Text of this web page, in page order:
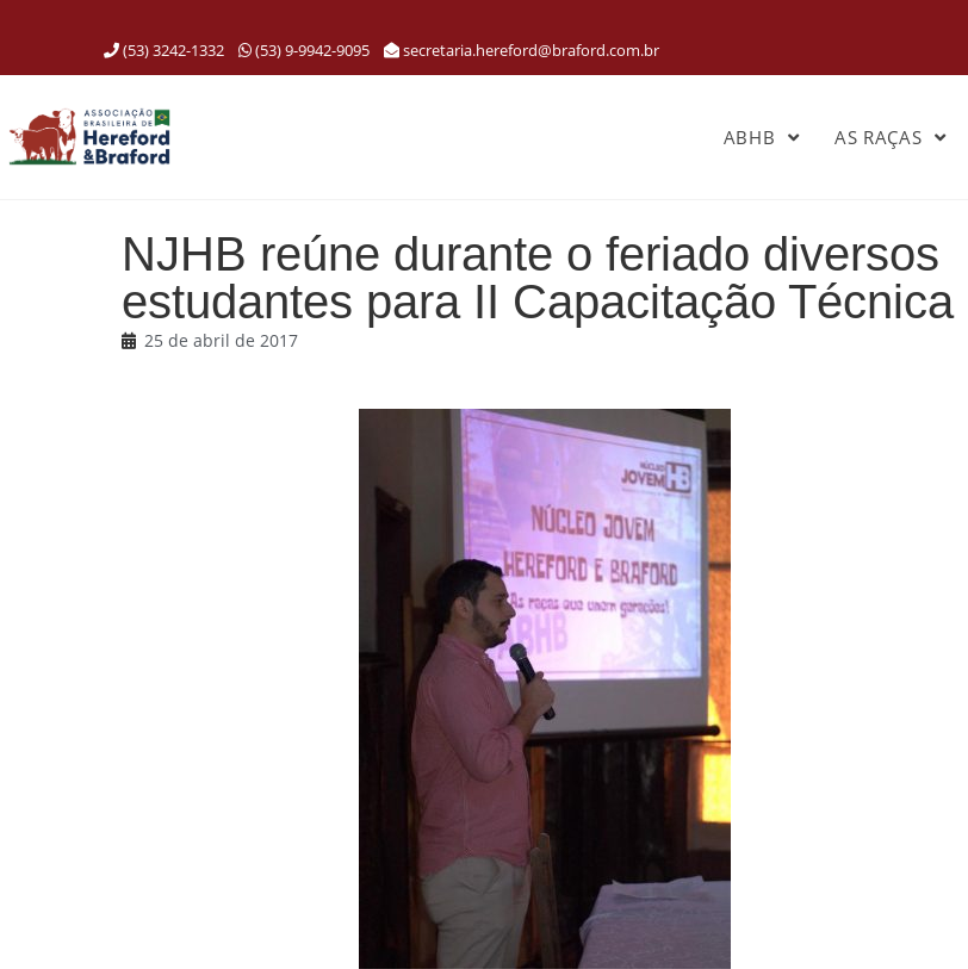
(53) 3242-1332 (53) 9-9942-9095 secretaria.hereford@braford.com.br
ABHB AS RAÇAS
NJHB reúne durante o feriado diversos
estudantes para II Capacitação Técnica
25 de abril de 2017